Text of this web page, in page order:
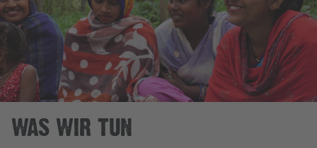
WAS WIR TUN